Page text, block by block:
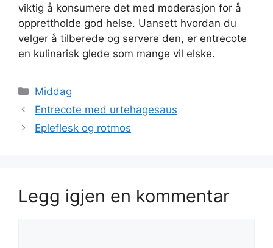
viktig å konsumere det med moderasjon for å
opprettholde god helse. Uansett hvordan du
velger å tilberede og servere den, er entrecote
en kulinarisk glede som mange vil elske.
Kategorier
Middag
Entrecote med urtehagesaus
Epleflesk og rotmos
Legg igjen en kommentar